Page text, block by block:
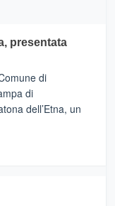
presentata
di
di
dell’Etna, un